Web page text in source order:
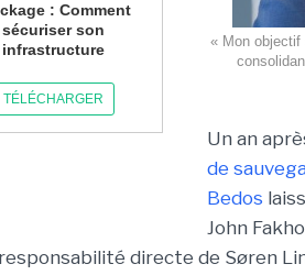
: Comment
sécuriser son
infrastructure
TÉLÉCHARGER
« Mon objectif
Un an
de
Bedos
John
responsabilité directe de Søren